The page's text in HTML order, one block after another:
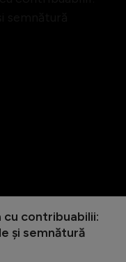
contribuabilii:
și semnătură